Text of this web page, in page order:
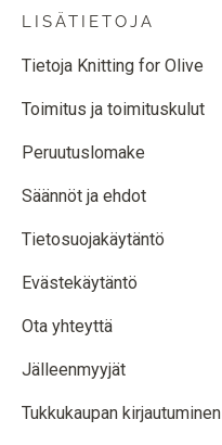
LISÄTIETOJA
Tietoja Knitting for Olive
Toimitus ja toimituskulut
Peruutuslomake
Säännöt ja ehdot
Tietosuojakäytäntö
Evästekäytäntö
Ota yhteyttä
Jälleenmyyjät
Tukkukaupan kirjautuminen